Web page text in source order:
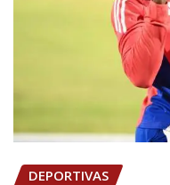
DEPORTIVAS